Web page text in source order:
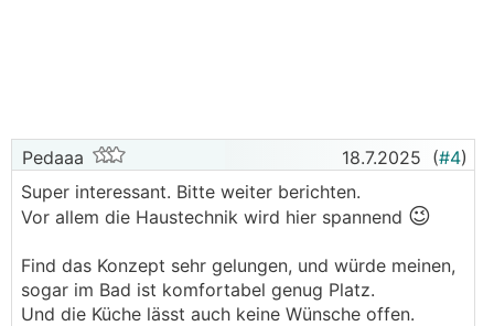
Pedaaa 18.7.2025 (#4)
Super interessant. Bitte weiter berichten.
Vor allem die Haustechnik wird hier spannend 😉
Find das Konzept sehr gelungen, und würde meinen,
sogar im Bad ist komfortabel genug Platz.
Und die Küche lässt auch keine Wünsche offen.